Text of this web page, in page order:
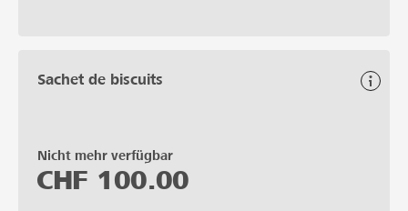
Sachet de biscuits
Nicht mehr verfügbar
CHF 100.00